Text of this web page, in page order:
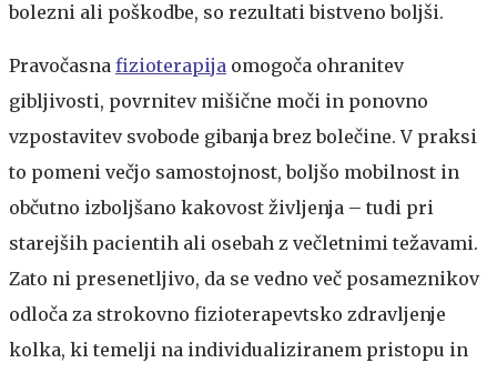
bolezni ali poškodbe, so rezultati bistveno boljši.
Pravočasna fizioterapija omogoča ohranitev
gibljivosti, povrnitev mišične moči in ponovno
vzpostavitev svobode gibanja brez bolečine. V praksi
to pomeni večjo samostojnost, boljšo mobilnost in
občutno izboljšano kakovost življenja – tudi pri
starejših pacientih ali osebah z večletnimi težavami.
Zato ni presenetljivo, da se vedno več posameznikov
odloča za strokovno fizioterapevtsko zdravljenje
kolka, ki temelji na individualiziranem pristopu in